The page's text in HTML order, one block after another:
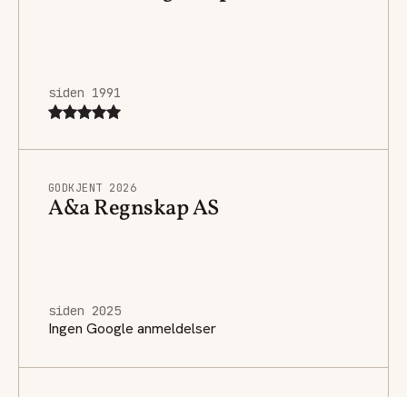
siden 1991
GODKJENT 2026
A&a Regnskap AS
siden 2025
Ingen Google anmeldelser